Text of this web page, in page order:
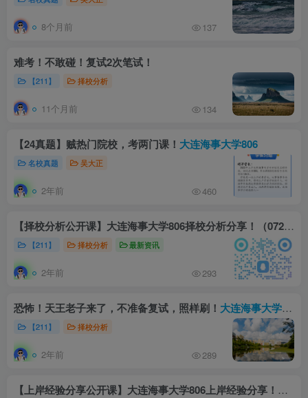
8个月前 137
难考！不敢碰！复试2次笔试！
【211】 择校分析
11个月前 134
【24真题】贼热门院校，考两门课！ 大连海事大学806
名校真题 吴大正
2年前 460
【择校分析公开课】大连海事大学806择校分析分享！（0729）
【211】 择校分析 最新资讯
2年前 293
恐怖！天王老子来了，不准备复试，照样刷！ 大连海事大学806
【211】 择校分析
2年前 289
【上岸经验分享公开课】大连海事大学806上岸经验分享！（0620）